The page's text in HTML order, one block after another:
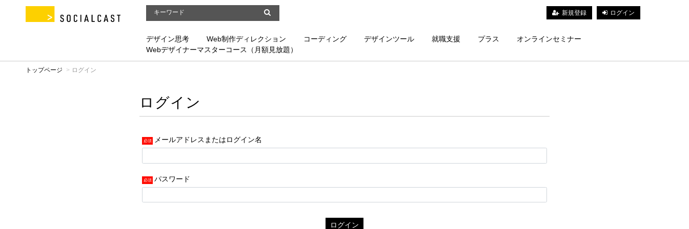
新規登録 ログイン
デザイン思考 Web制作ディレクション コーディング デザインツール 就職支援 プラス
オンラインセミナー
Webデザイナーマスターコース（月額見放題）
トップページ ログイン
ログイン
メールアドレスまたはログイン名
パスワード
ログイン